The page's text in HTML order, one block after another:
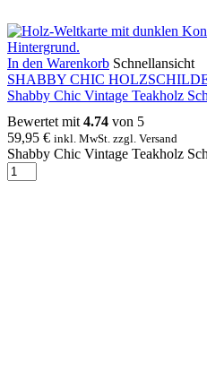
In den Warenkorb Schnellansicht
SHABBY CHIC
Shabby Chic Vintage Teakholz
Bewertet mit 4.74 von 5
59,95 € inkl. MwSt. zzgl. Versand
Shabby Chic Vintage Teakholz